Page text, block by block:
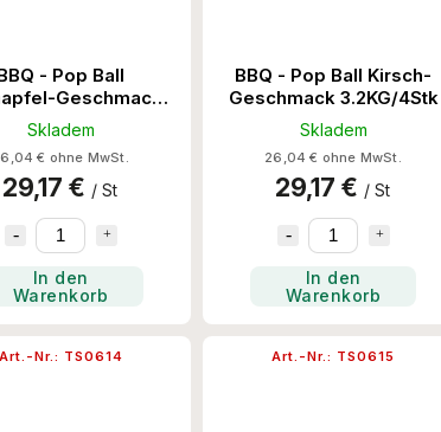
- Pop Ball
Geschmack
3.2KG/4Stk
Skladem
€ ohne MwSt.
29,17 € / St
In den
Warenkorb
BBQ - Pop Ball Kirsch-
Geschmack 3.2KG/4Stk
Skladem
26,04 € ohne MwSt.
29,17 € / St
In den
Warenkorb
Art.-Nr.: TS0614 Art.-Nr.: TS0615